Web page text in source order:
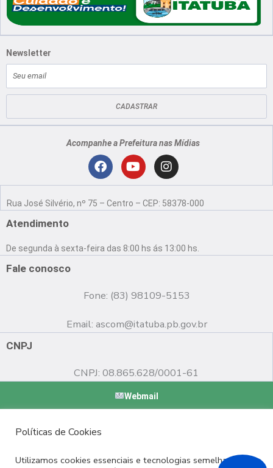
Newsletter
mail
CADASTRAR
Acompanhe a Prefeitura nas Mídias
F
c
o
o
Y
u
b
e
I
n
s
g
r
Rua José Silvério, nº 75 – Centro – CEP: 58378-000
Atendimento
De segunda à sexta-feira das 8:00 hs ás 13:00 hs.
Fale conosco
Fone: (83) 98109-5153
Email: ascom@itatuba.pb.gov.br
CNPJ
CNPJ: 08.865.628/0001-61
Webmail
Políticas de Cookies
Utilizamos cookies essenciais e tecnologias semelhantes de